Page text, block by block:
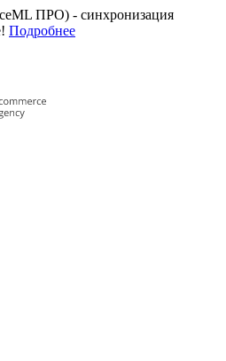
ПРО) - синхронизация
Подробнее